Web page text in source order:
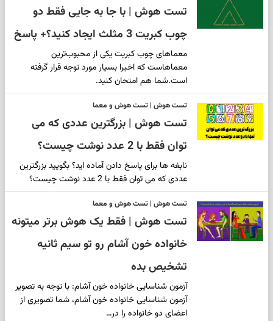
تست هوش | با جا به جایی فقط دو
چوب کبریت 3 مثلث ایجاد کنید؟+ پاسخ
معماهای چوب کبریت یکی از محبوب‌ترین
معماهاست که اخیرا بسیار مورد توجه قرار گرفته
است.شما هم امتحان کنید.
تست هوش | تست هوش و معما
تست هوش | بزرگترین عددی که می
توان فقط با 2 عدد نوشت چیست؟
نابغه ها برای پاسخ دادن آماده اید؟ بگویید بزرگترین
عددی که می توان فقط با 2 عدد نوشت چیست؟
تست هوش | تست هوش و معما
تست هوش | فقط یک هوش برتر میتونه
خانواده خون آشام رو تو سیم ثانیه
تشخیص بده
آزمون شناسایی خانواده خون آشام: با توجه به تصویر
آزمون شناسایی خانواده خون آشام، شما تصویری از
اعضای دو خانواده را در…